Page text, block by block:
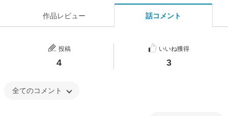
作品レビュー 話コメント
投稿
4
いいね獲得
3